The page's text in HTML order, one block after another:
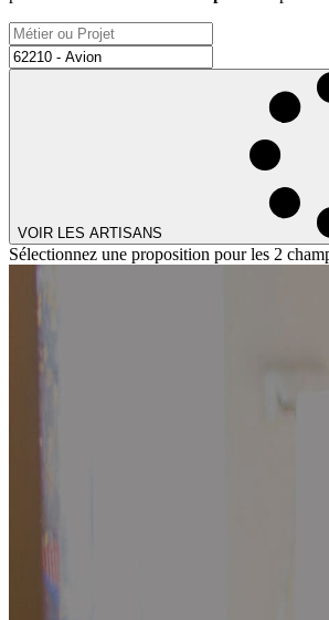
VOIR LES ARTISANS
Sélectionnez une proposition pour les 2